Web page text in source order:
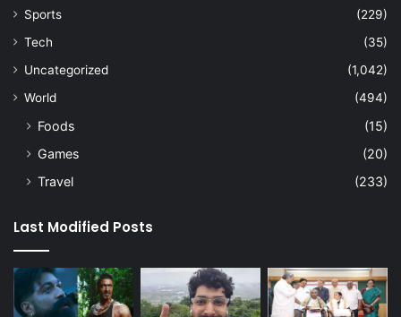
Sports
(229)
Tech
(35)
Uncategorized
(1,042)
World
(494)
Foods
(15)
Games
(20)
Travel
(233)
Last Modified Posts